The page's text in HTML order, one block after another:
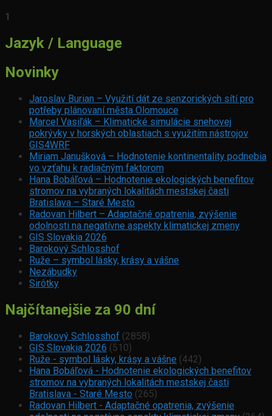
1
Jazyk / Language
Novinky
Jaroslav Burian – Využití dát ze senzorických sítí pro
potřeby plánovaní města Olomouce
Marcel Vasiľák – Klimatické simulácie snehovej
pokrývky v horských oblastiach s využitím nástrojov
GIS4WRF
Miriam Janušková – Hodnotenie kontinentality podnebia
vo vzťahu k radiačným faktorom
Hana Bobáľová – Hodnotenie ekologických benefitov
stromov na vybraných lokalitách mestskej časti
Bratislava – Staré Mesto
Radovan Hilbert – Adaptačné opatrenia, zvýšenie
odolnosti na negatívne aspekty klimatickej zmeny
GIS Slovakia 2026
Barokový Schlosshof
Ruže – symbol lásky, krásy a vášne
Nezábudky
Sirôtky
Najčítanejšie za 90 dní
Barokový Schlosshof (2858)
GIS Slovakia 2026 (510)
Ruže - symbol lásky, krásy a vášne (442)
Hana Bobáľová - Hodnotenie ekologických benefitov
stromov na vybraných lokalitách mestskej časti
Bratislava - Staré Mesto (265)
Radovan Hilbert - Adaptačné opatrenia, zvýšenie